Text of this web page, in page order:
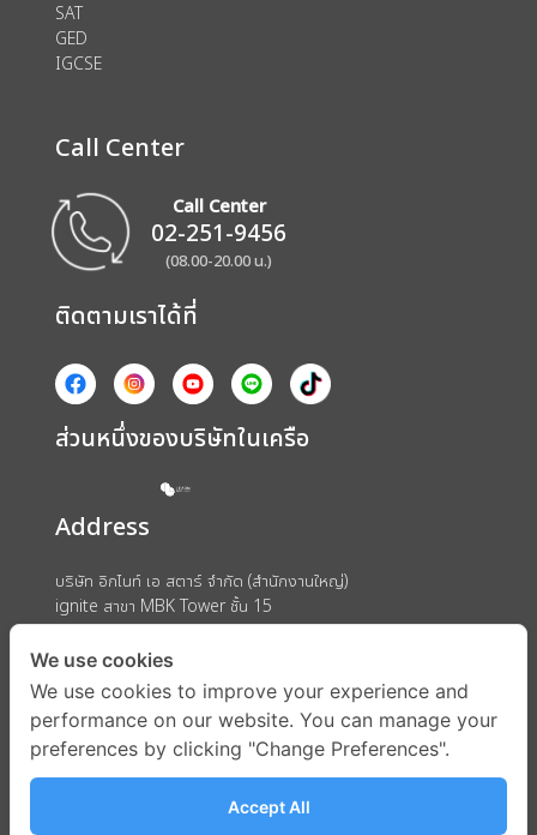
SAT
GED
IGCSE
Call Center
Call Center
02-251-9456
(08.00-20.00 น.)
ติดตามเราได้ที่
ส่วนหนึ่งของบริษัทในเครือ
Address
บริษัท อิกไนท์ เอ สตาร์ จำกัด (สำนักงานใหญ่)
ignite สาขา MBK Tower ชั้น 15
ถนนพญาไท แขวงวังใหม่ เขตปทุมวัน กรุงเทพมหานคร 10330
We use cookies
We use cookies to improve your experience and
performance on our website. You can manage your
preferences by clicking "Change Preferences".
Accept All